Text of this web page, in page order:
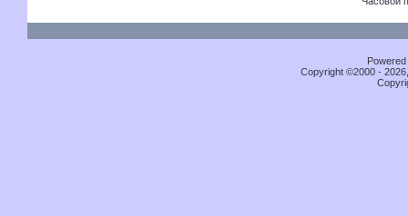
Copyright ©2000 -